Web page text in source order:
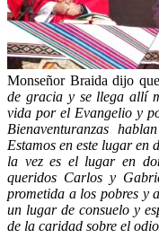
Monseñor Braida dijo que
de gracia y se llega allí
vida por el Evangelio y
Bienaventuranzas
Estamos en este lugar
la vez es el lugar en
queridos Carlos y
prometida a los pobres y
un lugar de consuelo y
de la caridad sobre el